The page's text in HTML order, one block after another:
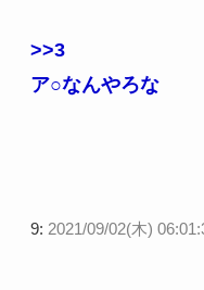
>>3
ア○なんやろな
9: 2021/09/02(木)